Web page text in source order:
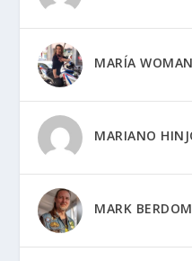
MARÍA
MARIANO
MARK